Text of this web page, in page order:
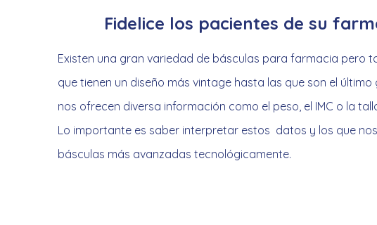
Fidelice los pacientes de su
Existen una gran variedad de básculas para farmacia pero
que tienen un diseño más vintage hasta las que son el último
nos ofrecen diversa información como el peso, el IMC o la
Lo importante es saber interpretar estos datos y los que
básculas más avanzadas tecnológicamente.